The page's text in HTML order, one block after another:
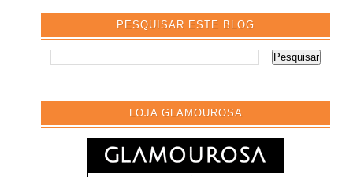
PESQUISAR ESTE BLOG
LOJA GLAMOUROSA